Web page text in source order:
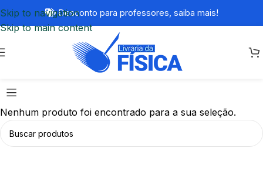
Skip to navigation
Skip to main content
Desconto para professores, saiba mais!
Nenhum produto foi encontrado para a sua seleção.